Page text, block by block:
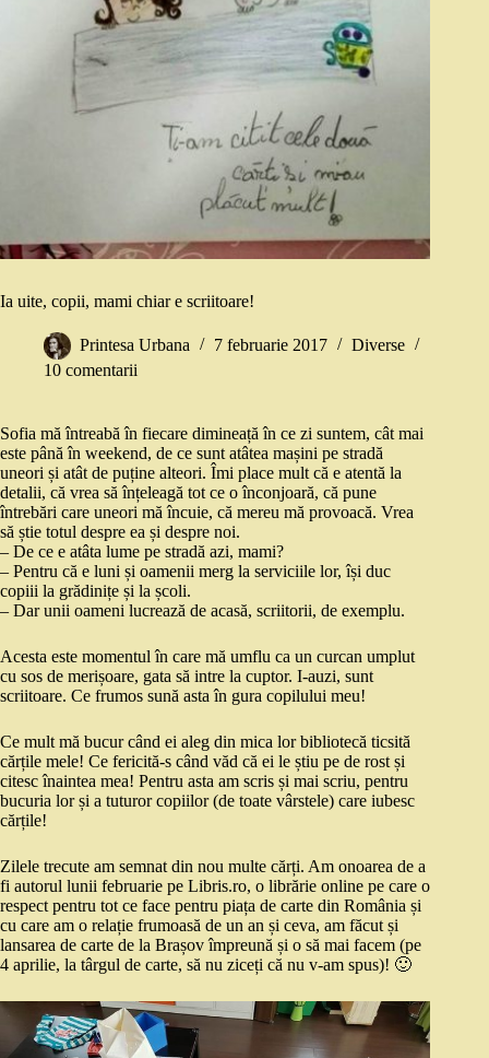
Ia uite, copii, mami chiar e scriitoare!
Printesa Urbana 7 februarie 2017
Diverse
10 comentarii
Sofia mă întreabă în fiecare dimineață în ce zi suntem, cât mai
este până în weekend, de ce sunt atâtea mașini pe stradă
uneori și atât de puține alteori. Îmi place mult că e atentă la
detalii, că vrea să înțeleagă tot ce o înconjoară, că pune
întrebări care uneori mă încuie, că mereu mă provoacă. Vrea
să știe totul despre ea și despre noi.
– De ce e atâta lume pe stradă azi, mami?
– Pentru că e luni și oamenii merg la serviciile lor, își duc
copiii la grădinițe și la școli.
– Dar unii oameni lucrează de acasă, scriitorii, de exemplu.
Acesta este momentul în care mă umflu ca un curcan umplut
cu sos de merișoare, gata să intre la cuptor. I-auzi, sunt
scriitoare. Ce frumos sună asta în gura copilului meu!
Ce mult mă bucur când ei aleg din mica lor bibliotecă ticsită
cărțile mele! Ce fericită-s când văd că ei le știu pe de rost și
citesc înaintea mea! Pentru asta am scris și mai scriu, pentru
bucuria lor și a tuturor copiilor (de toate vârstele) care iubesc
cărțile!
Zilele trecute am semnat din nou multe cărți. Am onoarea de a
fi autorul lunii februarie pe Libris.ro, o librărie online pe care o
respect pentru tot ce face pentru piața de carte din România și
cu care am o relație frumoasă de un an și ceva, am făcut și
lansarea de carte de la Brașov împreună și o să mai facem (pe
4 aprilie, la târgul de carte, să nu ziceți că nu v-am spus)! 🙂